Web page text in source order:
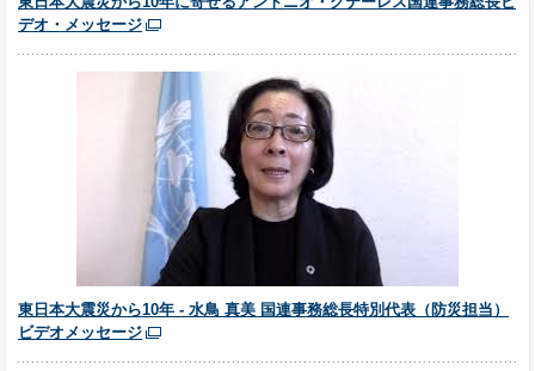
デオ・メッセージ
東日本大震災から10年 - 水鳥 真美 国連事務総長特別代表（防災担当）
ビデオメッセージ